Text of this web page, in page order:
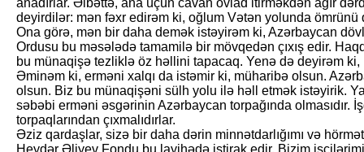
anadırlar. Əlbəttə, ana üçün cavan övlad itirməkdən ağır
deyirdilər: mən fəxr edirəm ki, oğlum Vətən yolunda
Ona görə, mən bir daha demək istəyirəm ki, Azərbaycan
Ordusu bu məsələdə tamamilə bir mövqedən çıxış edir.
bu münaqişə tezliklə öz həllini tapacaq. Yenə də deyirəm
Əminəm ki, erməni xalqı da istəmir ki, müharibə olsun.
olsun. Biz bu münaqişəni sülh yolu ilə həll etmək istəyirik.
səbəbi erməni əsgərinin Azərbaycan torpağında olmasıdır.
torpaqlarından çıxmalıdırlar.
Əziz qardaşlar, sizə bir daha dərin minnətdarlığımı və
Heydər Əliyev Fondu bu layihədə iştirak edir. Bizim